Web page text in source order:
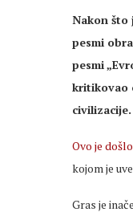
Nakon što
pesmi
pesmi
kritikovao
civilizacije.
Ovo je došlo
kojom je
Gras je